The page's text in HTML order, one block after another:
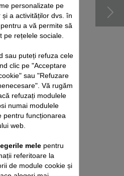
DE
1810001553
ras de precizie
personalizate pe
și a activităților dvs. în
a vă permite să
pe rețelele sociale.
sau puteți refuza cele
clic pe "Acceptare
sau "Refuzare
Vă rugăm
refuzați modulele
numai modulele
pentru funcționarea
web.
melepentru
referitoare la
de module cookie și